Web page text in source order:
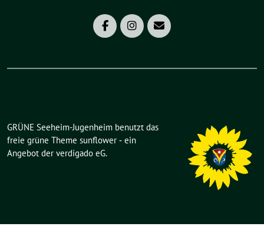
GRÜNE Seeheim-Jugenheim benutzt das
freie grüne Theme sunflower ‐ ein
Angebot der verdigado eG.